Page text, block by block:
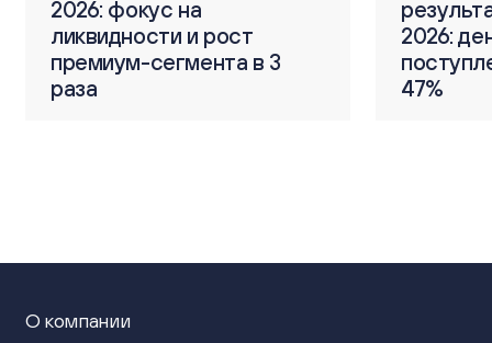
2026: фокус на
ликвидности и рост
премиум-сегмента в 3
раза
2026:
47%
результаты за 1 квартал
2026: денежные
поступления выросли на
О компании